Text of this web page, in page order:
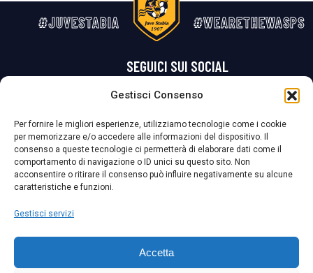
Gestisci Consenso
Per fornire le migliori esperienze, utilizziamo tecnologie come i cookie
per memorizzare e/o accedere alle informazioni del dispositivo. Il
consenso a queste tecnologie ci permetterà di elaborare dati come il
comportamento di navigazione o ID unici su questo sito. Non
acconsentire o ritirare il consenso può influire negativamente su alcune
caratteristiche e funzioni.
Gestisci servizi
Accetta
#JUVESTABIA #WEARETHEWASPS
SEGUICI SUI SOCIAL
La Società ha nominato il Responsabile della Protezione dei Dati Personali (DPO), figura specializzata che vigila sulle modalità adottate dalla
nostra Società per tutelare i Suoi dati personali.